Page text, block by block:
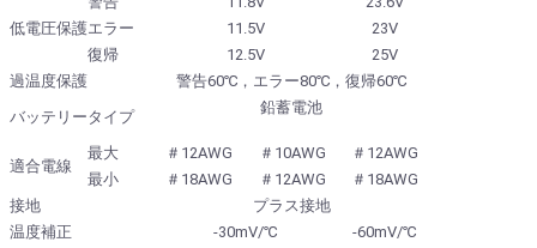
低電圧保護エラー
11.5V
23V
復帰
12.5V
25V
過温度保護
警告60℃，エラー80℃，復帰60℃
バッテリータイプ
鉛蓄電池
適合電線
最大 ＃12AWG ＃10AWG
＃12AWG
最小
＃18AWG ＃12AWG
＃18AWG
接地
プラス接地
温度補正
-30mV/℃
-60mV/℃